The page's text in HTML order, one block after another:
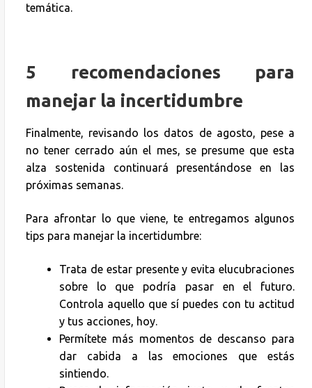
temática.
5 recomendaciones para
manejar la incertidumbre
Finalmente, revisando los datos de agosto, pese a
no tener cerrado aún el mes, se presume que esta
alza sostenida continuará presentándose en las
próximas semanas.
Para afrontar lo que viene, te entregamos algunos
tips para manejar la incertidumbre:
Trata de estar presente y evita elucubraciones
sobre lo que podría pasar en el futuro.
Controla aquello que sí puedes con tu actitud
y tus acciones, hoy.
Permítete más momentos de descanso para
dar cabida a las emociones que estás
sintiendo.